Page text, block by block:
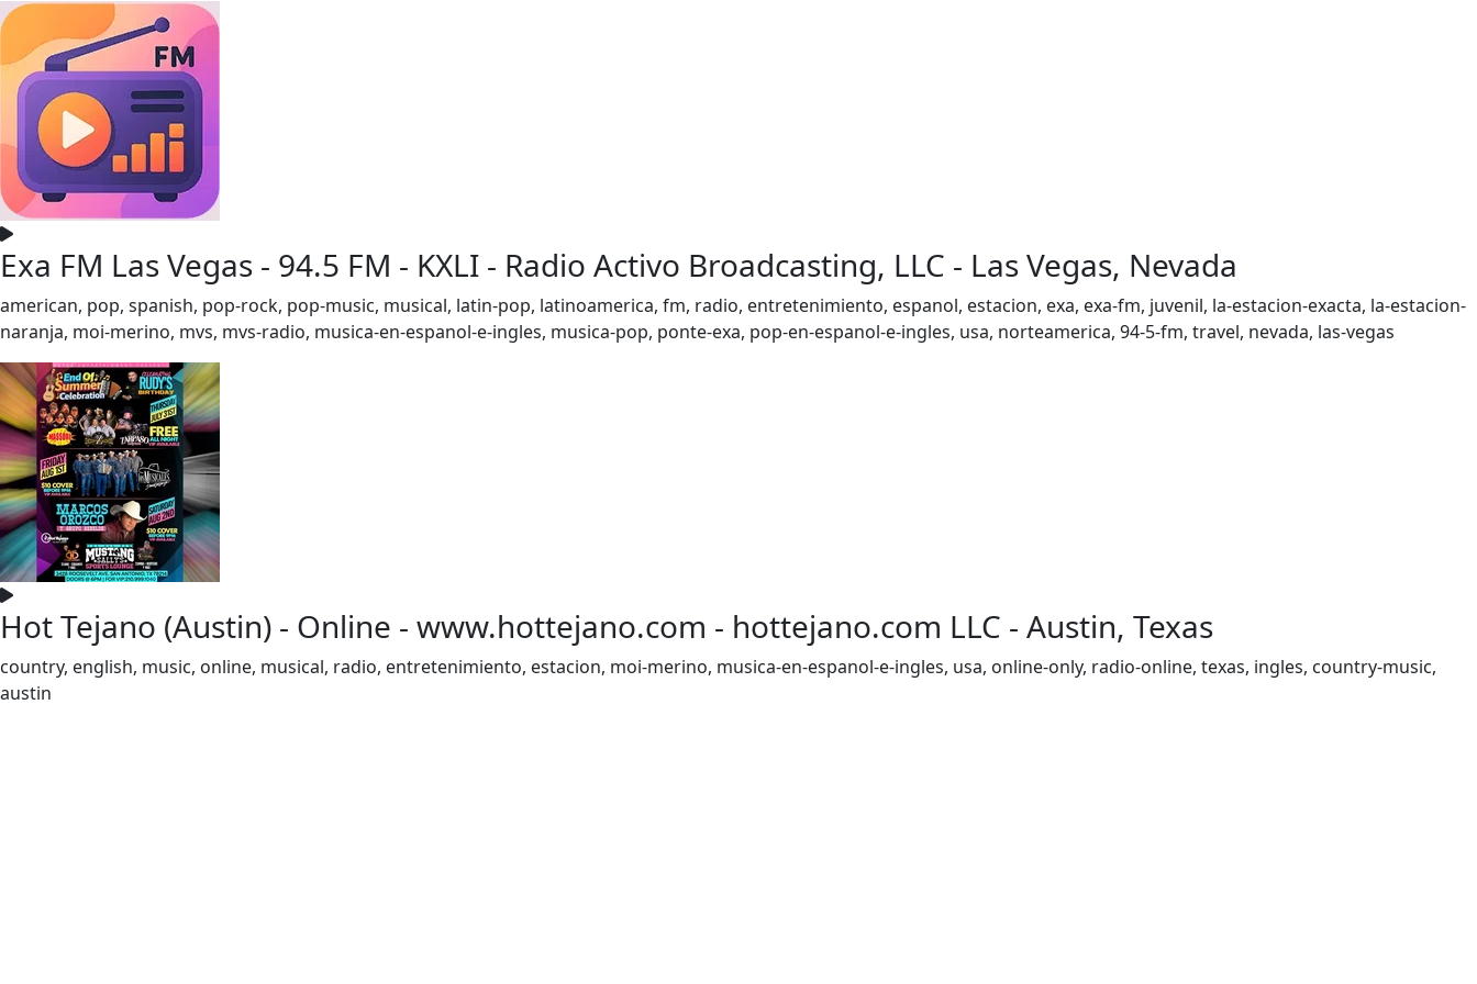
Exa FM Las Vegas - 94.5 FM - KXLI - Radio Activo Broadcasting, LLC - Las Vegas, Nevada
american, pop, spanish, pop-rock, pop-music, musical, latin-pop, latinoamerica, fm, radio, entretenimiento, espanol, estacion, exa, exa-fm, juvenil, la-estacion-exacta, la-estacion-
naranja, moi-merino, mvs, mvs-radio, musica-en-espanol-e-ingles, musica-pop, ponte-exa, pop-en-espanol-e-ingles, usa, norteamerica, 94-5-fm, travel, nevada, las-vegas
Hot Tejano (Austin) - Online - www.hottejano.com - hottejano.com LLC - Austin, Texas
country, english, music, online, musical, radio, entretenimiento, estacion, moi-merino, musica-en-espanol-e-ingles, usa, online-only, radio-online, texas, ingles, country-music,
austin